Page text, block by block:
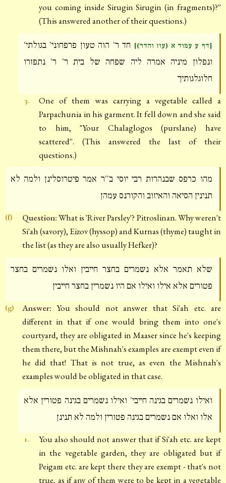
you coming inside Sirugin Sirugin (in fragments)?''
(This answered another of their questions.)
[דף ע עמוד א (עוז והדר)] חד ר' הוה טעון פרפחוני' בגולתי'
ונפלון מיניה אמרה ליה שפחה של בית ר' ר' נתפזרו
חלוגלגותיך
3.
One of them was carrying a vegetable called a
Parpachunia in his garment. It fell down and she said
to him, "Your Chalaglogos (purslane) have
scattered''. (This answered the last of their
questions.)
מהו כרפס שבנהרות רבי יוסי ב''ר אמר פיטרוסלינן ולמה לא
תנינין הסיאה והאיזוב והקורנס עמהן
(f) Question:What is 'River Parsley'? Pitroslinan. Why weren't
Si'ah (savory), Eizov (hyssop) and Kurnas (thyme) taught in
the list (as they are also usually Hefker)?
שלא תאמר אלא נשמרים בחצר חייבין ואלו נשמרים בחצר
פטורים אלא אילו ואילו אם היו נשמרין בחצר חייבין
(g) Answer: You should not answer that Si'ah etc. are
different in that if one would bring them into one's
courtyard, they are obligated in Maaser since he's keeping
them there, but the Mishnah's examples are exempt even if
he did that! That is not true, as even the Mishnah's
examples would be obligated in that case.
ואילו נשמרים בגינה חייבי' ואילו נשמרים בגינה פטורין אלא
אלו ואלו אם נשמרים בגינה פטורין ולמה לא תנינן
1.
You also should not answer that if Si'ah etc. are kept
in the vegetable garden, they are obligated but if
Peigam etc. are kept there they are exempt - that's not
true, as if any of them were to be kept in a vegetable